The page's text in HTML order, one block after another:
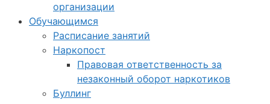
организации
Обучающимся
Расписание занятий
Наркопост
Правовая ответственность за
незаконный оборот наркотиков
Буллинг